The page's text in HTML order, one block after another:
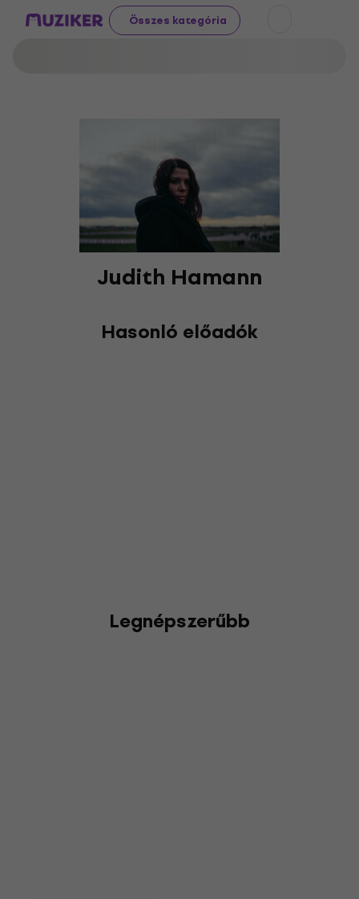
Összes kategória
Judith Hamann
Hasonló előadók
Legnépszerűbb